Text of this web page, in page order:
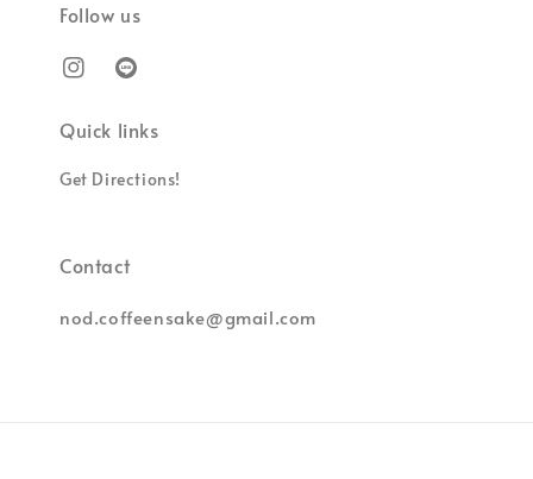
Follow us
Quick links
Get Directions!
Contact
nod.coffeensake@gmail.com